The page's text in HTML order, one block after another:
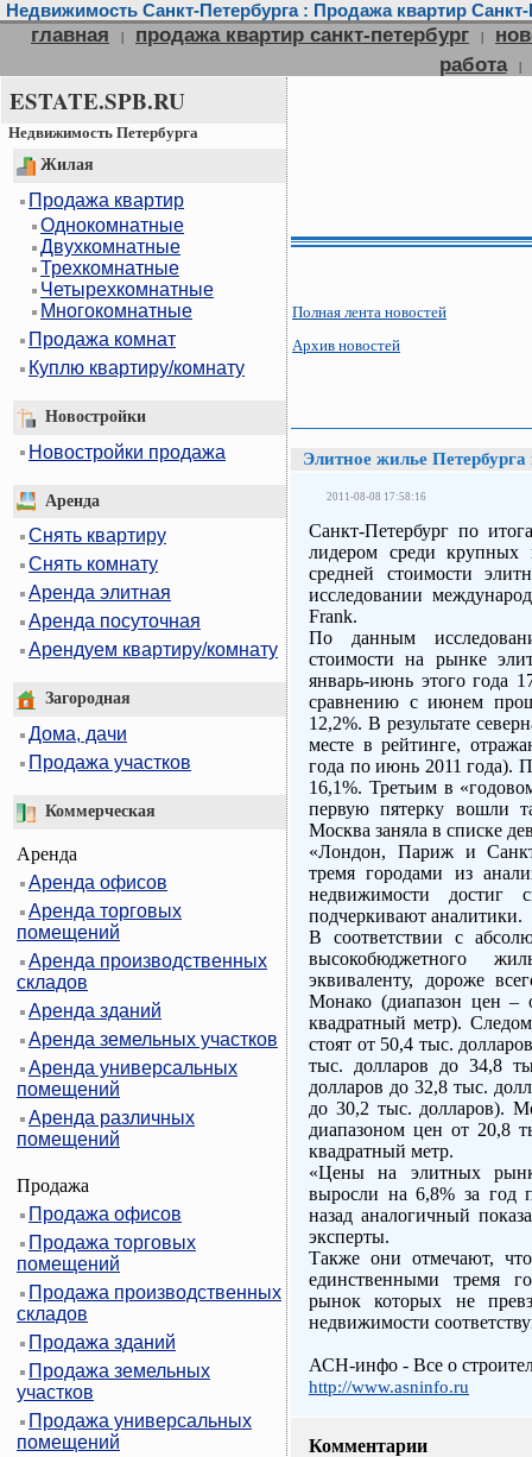
Недвижимость Санкт-Петербурга : Продажа квартир
главная | продажа квартир санкт-петербург |
работа
|
ESTATE.SPB.RU
Недвижимость Петербурга
Жилая
Продажа квартир
Однокомнатные
Двухкомнатные
Трехкомнатные
Четырехкомнатные
Многокомнатные
Продажа комнат
Куплю квартиру/комнату
Новостройки
Новостройки продажа
Аренда
Снять квартиру
Снять комнату
Аренда элитная
Аренда посуточная
Арендуем квартиру/комнату
Загородная
Дома, дачи
Продажа участков
Коммерческая
Аренда
Аренда офисов
Аренда торговых
помещений
Аренда производственных
складов
Аренда зданий
Аренда земельных участков
Аренда универсальных
помещений
Аренда различных
помещений
Продажа
Продажа офисов
Продажа торговых
помещений
Продажа производственных
складов
Продажа зданий
Продажа земельных
участков
Продажа универсальных
помещений
Полная лента новостей
Архив новостей
Элитное жилье
2011-08-08 17:58:16
Санкт-Петербург по
лидером среди крупных
средней стоимости
исследовании
Frank.
По данным
стоимости на рынке
январь-июнь этого года
сравнению с июнем
12,2%. В результате
месте в рейтинге,
года по июнь 2011 года).
16,1%. Третьим в
первую пятерку вошли
Москва заняла в списке
«Лондон, Париж и
тремя городами из
недвижимости достиг
подчеркивают аналитики.
В соответствии с
высокобюджетного
эквиваленту, дороже
Монако (диапазон цен –
квадратный метр).
стоят от 50,4 тыс.
тыс. долларов до 34,8
долларов до 32,8 тыс.
до 30,2 тыс. долларов).
диапазоном цен от 20,8
квадратный метр.
«Цены на элитных
выросли на 6,8% за год
назад аналогичный
эксперты.
Также они отмечают,
единственными тремя
рынок которых не
недвижимости
АСН-инфо - Все о
http://www.asninfo.ru
Комментарии